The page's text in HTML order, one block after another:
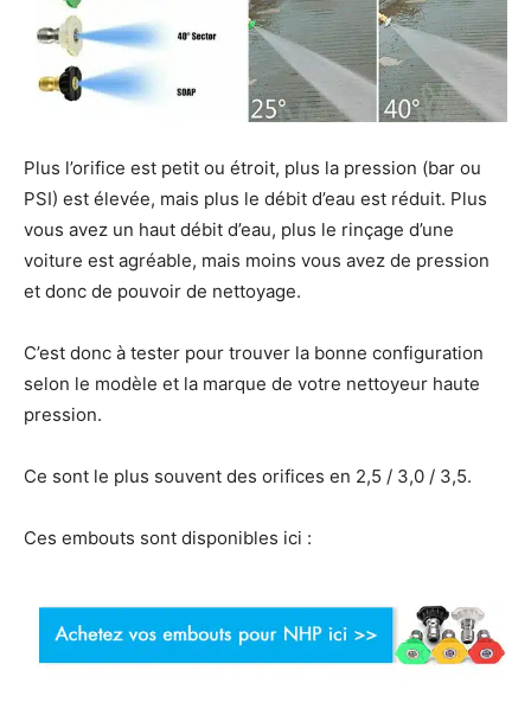
Plus l’orifice est petit ou étroit, plus la pression (bar ou
PSI) est élevée, mais plus le débit d’eau est réduit. Plus
vous avez un haut débit d’eau, plus le rinçage d’une
voiture est agréable, mais moins vous avez de pression
et donc de pouvoir de nettoyage.
C’est donc à tester pour trouver la bonne configuration
selon le modèle et la marque de votre nettoyeur haute
pression.
Ce sont le plus souvent des orifices en 2,5 / 3,0 / 3,5.
Ces embouts sont disponibles ici :